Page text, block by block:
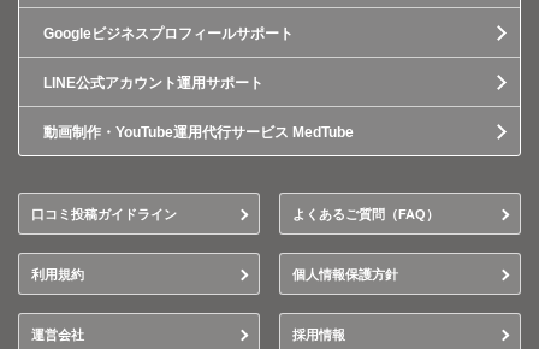
Googleビジネスプロフィールサポート
LINE公式アカウント運用サポート
動画制作・YouTube運用代行サービス MedTube
口コミ投稿ガイドライン よくあるご質問（FAQ）
利用規約 個人情報保護方針
運営会社 採用情報